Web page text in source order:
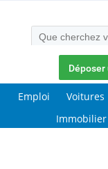
Déposer
Emploi Voitures
Immobilier